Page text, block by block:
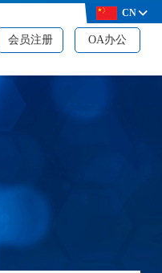
会员注册 OA办公
CN